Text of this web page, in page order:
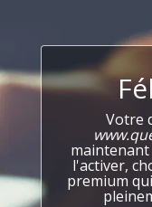
Votre
l'activer,
premium